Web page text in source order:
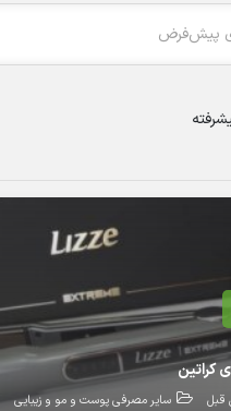
پیش‌فرض
کراتین
سایر مصرفی پوست و مو و زیبایی